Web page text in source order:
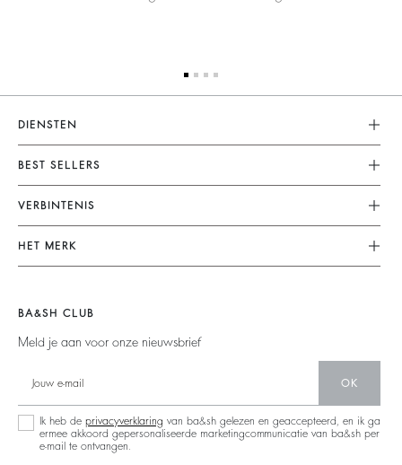
DIENSTEN
Klantenservice
FAQ
Terugzenden En Terugbetaling
Algemene Voorwaarden
Juridische Kennisgeving
BEST SELLERS
Dresses
Jumpsuits
Tops & Shirts
Jumpers & Cardigans
Backless
VERBINTENIS
Onze Engagementen
Duurzame Collectie
Partners
Circulariteit
Operaties
HET MERK
Barbara & Sharon
Nieuwe Collectie
BA&SH CLUB
Meld je aan voor onze nieuwsbrief
OK
Ik heb de privacyverklaring van ba&sh gelezen en geaccepteerd, en ik ga
ermee akkoord gepersonaliseerde marketingcommunicatie van ba&sh per
e-mail te ontvangen.